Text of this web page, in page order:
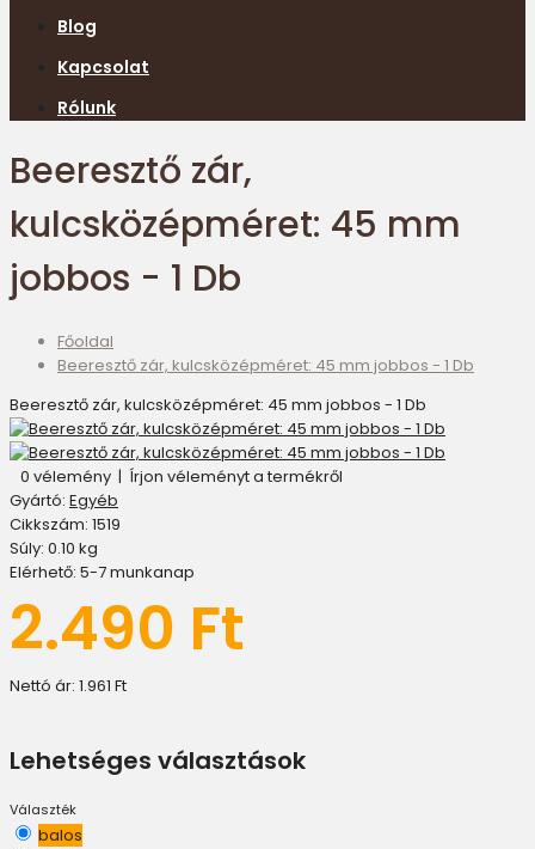
Blog
Kapcsolat
Rólunk
Beeresztő zár,
kulcsközépméret: 45 mm
jobbos - 1 Db
Főoldal
Beeresztő zár, kulcsközépméret: 45 mm jobbos - 1 Db
Beeresztő zár, kulcsközépméret: 45 mm jobbos - 1 Db
0 vélemény | Írjon véleményt a termékről
Gyártó: Egyéb
Cikkszám: 1519
Súly: 0.10 kg
Elérhető: 5-7 munkanap
2.490 Ft
Nettó ár: 1.961 Ft
Lehetséges választások
Választék
balos